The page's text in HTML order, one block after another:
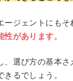
ージェントにもそ
性があります。
、選び方の基本
きるでしょう。